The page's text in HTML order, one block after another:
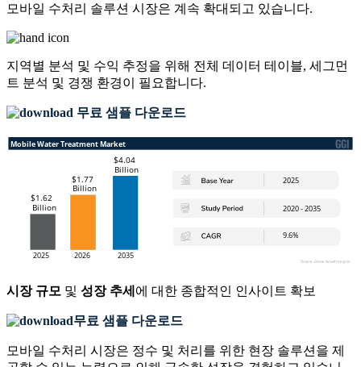
모바일 수처리 솔루션 시장은 계속 확대되고 있습니다.
지역별 분석 및 수익 추정을 위해 전체 데이터 테이블, 세그먼
트 분석 및 경쟁 환경이 필요합니다.
무료 샘플 다운로드
시장 규모 및 성장 추세 에 대한 종합적인 인사이트 확보
무료 샘플 다운로드
모바일 수처리 시장은 정수 및 처리를 위한 현장 솔루션을 제